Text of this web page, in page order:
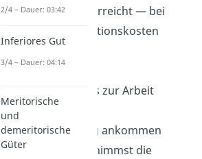
→ Ergebnis:
Ziel erreicht — bei
minimalen Investitionskosten
Alltag:
Du willst morgens zur Arbeit
fahren.
→ Ziel:rechtzeitig ankommen
→ Vorgehen:
Du nimmst die
2/4 – Dauer: 03:42
Inferiores Gut
3/4 – Dauer: 04:14
Meritorische
und
demeritorische
Güter